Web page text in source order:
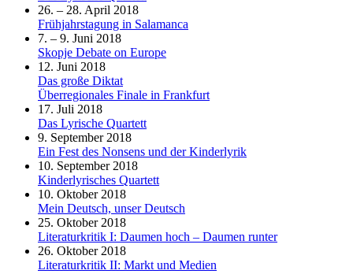
26. – 28. April 2018
Frühjahrstagung in Salamanca
7. – 9. Juni 2018
Skopje Debate on Europe
12. Juni 2018
Das große Diktat
Überregionales Finale in Frankfurt
17. Juli 2018
Das Lyrische Quartett
9. September 2018
Ein Fest des Nonsens und der Kinderlyrik
10. September 2018
Kinderlyrisches Quartett
10. Oktober 2018
Mein Deutsch, unser Deutsch
25. Oktober 2018
Literaturkritik I: Daumen hoch – Daumen runter
26. Oktober 2018
Literaturkritik II: Markt und Medien